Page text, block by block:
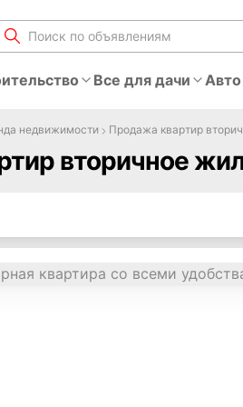
Все для дачи
недвижимости Продажа квартир
вторичное